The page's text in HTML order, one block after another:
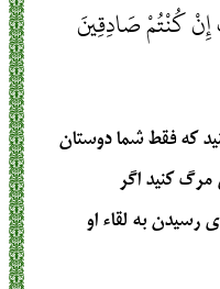
إِنْ كُنْتُمْ صَادِقِينَ
که فقط شما دوستان
کنید اگر
رسیدن به لقاء او